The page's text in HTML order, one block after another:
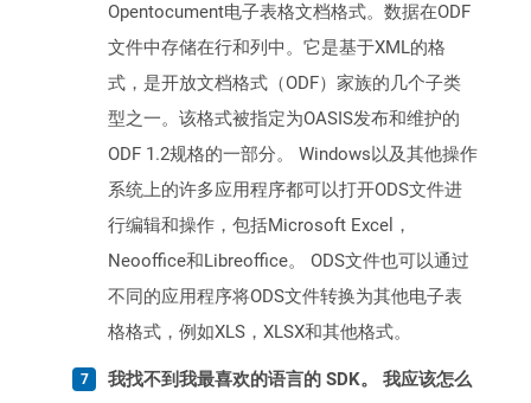
Opentocument电子表格文档格式。数据在ODF
文件中存储在行和列中。它是基于XML的格
式，是开放文档格式（ODF）家族的几个子类
型之一。该格式被指定为OASIS发布和维护的
ODF 1.2规格的一部分。 Windows以及其他操作
系统上的许多应用程序都可以打开ODS文件进
行编辑和操作，包括Microsoft Excel，
Neooffice和Libreoffice。 ODS文件也可以通过
不同的应用程序将ODS文件转换为其他电子表
格格式，例如XLS，XLSX和其他格式。
我找不到我最喜欢的语言的 SDK。 我应该怎么